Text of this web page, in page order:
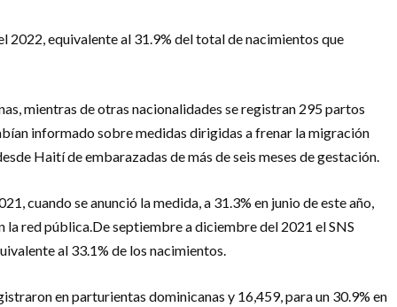
2022, equivalente al 31.9% del total de nacimientos que
mientras de otras nacionalidades se registran 295 partos
informado sobre medidas dirigidas a frenar la migración
Haití de embarazadas de más de seis meses de gestación.
cuando se anunció la medida, a 31.3% en junio de este año,
la red pública.De septiembre a diciembre del 2021 el SNS
al 33.1% de los nacimientos.
en parturientas dominicanas y 16,459, para un 30.9% en